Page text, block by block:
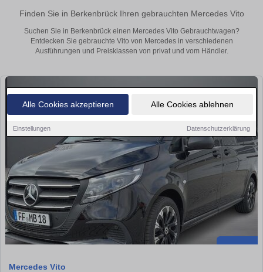
Alle Cookies akzeptieren Alle Cookies ablehnen
Einstellungen Datenschutzerklärung
Finden Sie in Berkenbrück Ihren gebrauchten Mercedes Vito
Suchen Sie in Berkenbrück einen Mercedes Vito Gebrauchtwagen?
Entdecken Sie gebrauchte Vito von Mercedes in verschiedenen
Ausführungen und Preisklassen von privat und vom Händler.
Mercedes Vito